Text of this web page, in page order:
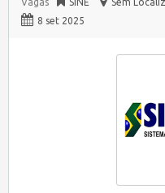
8 set 2025